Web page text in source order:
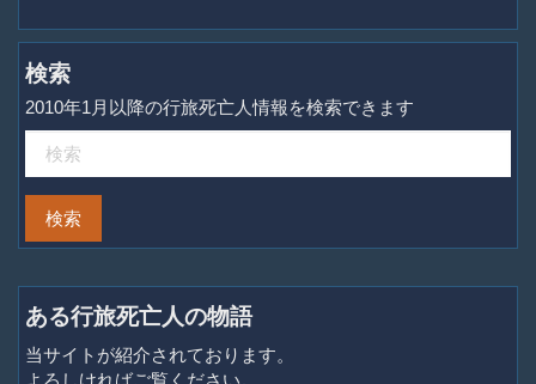
検索
2010年1月以降の行旅死亡人情報を検索できます
ある行旅死亡人の物語
当サイトが紹介されております。
よろしければご覧ください。